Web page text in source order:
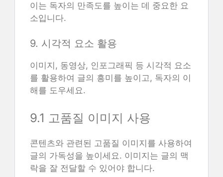
이는 독자의 만족도를 높이는 데 중요한 요
소입니다.
9. 시각적 요소 활용
이미지, 동영상, 인포그래픽 등 시각적 요소
를 활용하여 글의 흥미를 높이고, 독자의 이
해를 도우세요.
9.1 고품질 이미지 사용
콘텐츠와 관련된 고품질 이미지를 사용하여
글의 가독성을 높이세요. 이미지는 글의 맥
락을 잘 전달할 수 있어야 합니다.